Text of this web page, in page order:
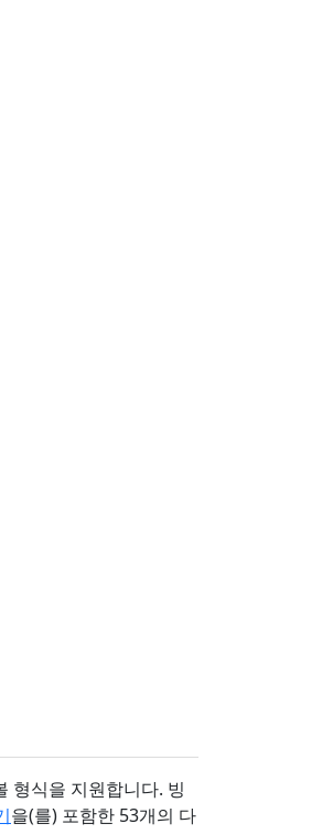
형식을 지원합니다. 빙
을(를) 포함한 53개의 다